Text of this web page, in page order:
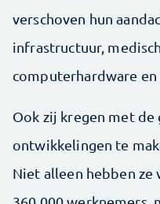
verschoven hun
infrastructuur,
computerhardware
Ook zij kregen met
ontwikkelingen te
Niet alleen hebben ze